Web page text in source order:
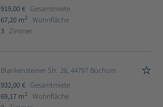
919,00 € Gesamtmiete
67,20 m2
Wohnfläche
3 Zimmer
Blankensteiner Str. 26, 44797 Bochum
932,00 € Gesamtmiete
69,17 m2
Wohnfläche